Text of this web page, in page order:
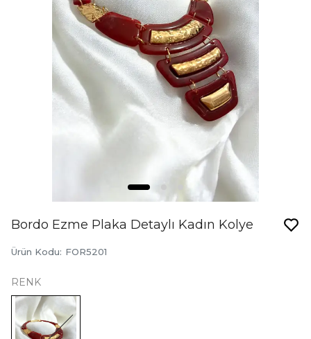
Bordo Ezme Plaka Detaylı Kadın Kolye
Ürün Kodu: FOR5201
RENK